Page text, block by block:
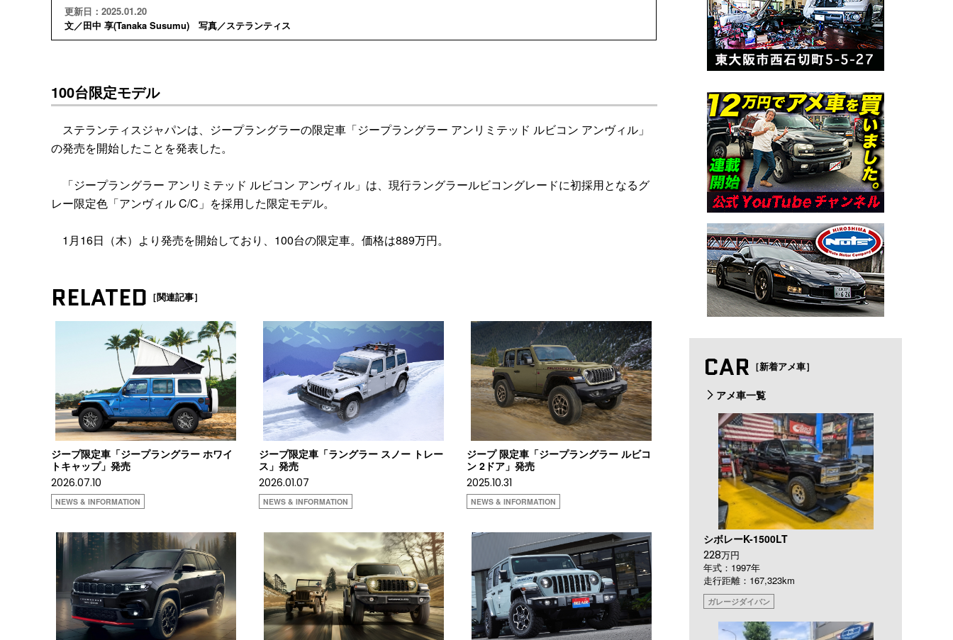
更新日：2025.01.20
文／田中 享(Tanaka Susumu) 写真／ステランティス
100台限定モデル
ステランティスジャパンは、ジープラングラーの限定車「ジープラングラー アンリミテッド ルビコン アンヴィル」
の発売を開始したことを発表した。
「ジープラングラー アンリミテッド ルビコン アンヴィル」は、現行ラングラールビコングレードに初採用となるグ
レー限定色「アンヴィル C/C」を採用した限定モデル。
1月16日（木）より発売を開始しており、100台の限定車。価格は889万円。
RELATED ［関連記事］
ジープ限定車「ジープラングラー ホワイ
トキャップ」発売
2026.07.10
NEWS & INFORMATION
ジープ限定車「ラングラー スノー トレー
ス」発売
2026.01.07
NEWS & INFORMATION
ジープ 限定車「ジープラングラー ルビコ
ン 2ドア」発売
2025.10.31
NEWS & INFORMATION
CAR ［新着アメ車］
アメ車一覧
シボレーK-1500LT
228万円
年式：1997年
走行距離：167,323km
ガレージダイバン